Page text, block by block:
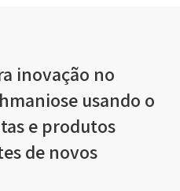
inovação no
usando o
e produtos
de novos